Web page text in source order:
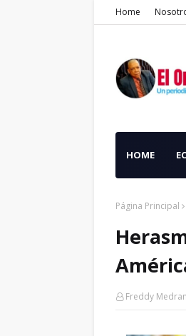
Home
HOME
Página Principal
Freddy